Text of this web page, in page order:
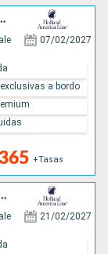
UNIDOS, PUERTO RICO
07/02/2027
+Tasas
a bordo
UNIDOS, REPÚBLICA DOMINICANA, BAHAMAS
21/02/2027